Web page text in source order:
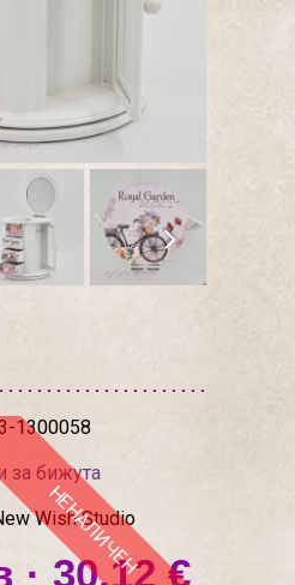
1300058
за бижута
Wish Studio
· 30,12 €
НЕНАЛИЧЕН